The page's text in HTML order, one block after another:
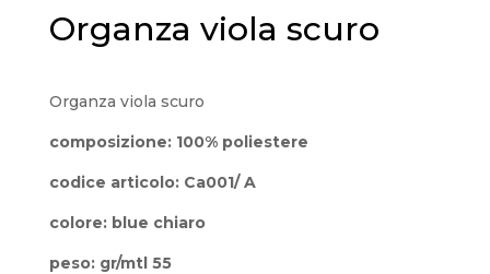
Organza viola scuro
Organza viola scuro
composizione: 100% poliestere
codice articolo: Ca001/ A
colore: blue chiaro
peso: gr/mtl 55